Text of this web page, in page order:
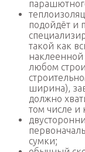
подойдёт и
такой как
любом
ширина),
должно
том числе
сумки;